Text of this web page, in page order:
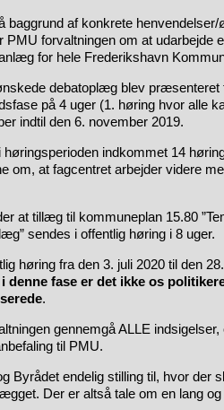
baggrund af konkrete
forvaltningen om at udarbejde
for hele Frederikshavn
debatoplæg blev præsenteret
på 4 uger (1. høring hvor alle
indtil den 6. november 2019.
høringsperioden indkommet 14
om, at fagcentret arbejder videre
at tillæg til kommuneplan 15.80
sendes i offentlig høring i 8 uger.
høring fra den 3. juli 2020 til den
denne fase er det ikke os
.
gennemgå ALLE
til PMU.
Byrådet endelig stilling til, hvor der
Der er altså tale om en lang